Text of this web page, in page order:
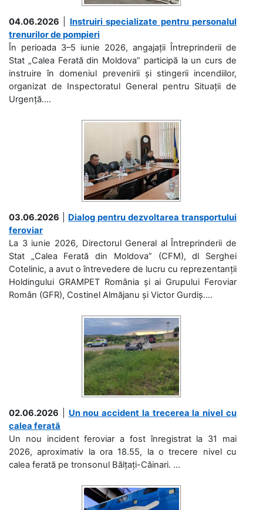
04.06.2026
Instruiri specializate pentru personalul
trenurilor de pompieri
În perioada 3–5 iunie 2026, angajații Întreprinderii de
Stat „Calea Ferată din Moldova” participă la un curs de
instruire în domeniul prevenirii și stingerii incendiilor,
organizat de Inspectoratul General pentru Situații de
Urgență....
03.06.2026
Dialog pentru dezvoltarea transportului
feroviar
La 3 iunie 2026, Directorul General al Întreprinderii de
Stat „Calea Ferată din Moldova” (CFM), dl Serghei
Cotelinic, a avut o întrevedere de lucru cu reprezentanții
Holdingului GRAMPET România și ai Grupului Feroviar
Român (GFR), Costinel Almăjanu și Victor Gurdiș....
02.06.2026
Un nou accident la trecerea la nivel cu
calea ferată
Un nou incident feroviar a fost înregistrat la 31 mai
2026, aproximativ la ora 18.55, la o trecere nivel cu
calea ferată pe tronsonul Bălțați-Căinari. ...